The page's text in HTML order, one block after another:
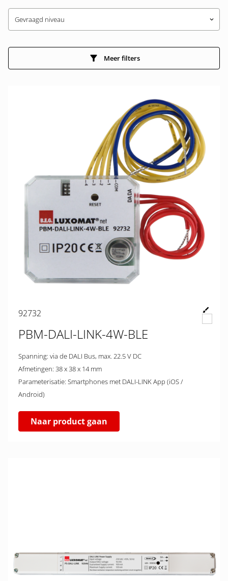
Gevraagd niveau keyboard_arrow_down
Meer filters
92732
PBM-DALI-LINK-4W-BLE
Spanning: via de DALI Bus, max. 22.5 V DC
Afmetingen: 38 x 38 x 14 mm
Parameterisatie: Smartphones met DALI-LINK App (iOS /
Android)
Naar product gaan